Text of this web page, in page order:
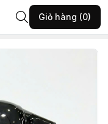
Giỏ hàng (0)